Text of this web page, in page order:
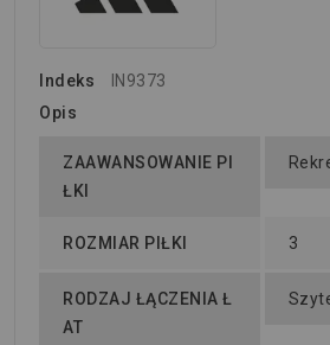
Indeks
IN9373
Opis
ZAAWANSOWANIE PI
ŁKI
ROZMIAR PIŁKI 3
RODZAJ ŁĄCZENIA Ł
AT